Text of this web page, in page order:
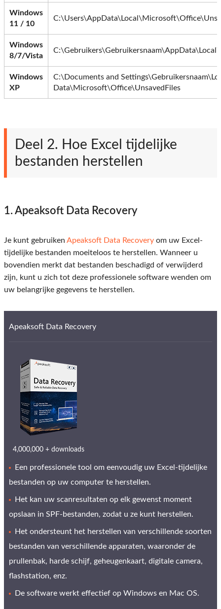
Windows
11 / 10
Windows
8/7/Vista
Windows
XP
C:\Documents and
Data\Microsoft\Office\UnsavedFiles
Deel 2. Hoe Excel tijdelijke
bestanden herstellen
1. Apeaksoft Data Recovery
Je kunt gebruiken Apeaksoft Data Recovery om uw Excel-
tijdelijke bestanden moeiteloos te herstellen. Wanneer u
bovendien merkt dat bestanden beschadigd of verwijderd
zijn, kunt u zich tot deze professionele software wenden om
uw belangrijke gegevens te herstellen.
Apeaksoft Data Recovery
4,000,000 + downloads
Een professionele tool om eenvoudig uw Excel-tijdelijke
bestanden op uw computer te herstellen.
Het kan uw scanresultaten op elk gewenst moment
opslaan in SPF-bestanden, zodat u ze kunt herstellen.
Het ondersteunt het herstellen van verschillende soorten
bestanden van verschillende apparaten, waaronder de
prullenbak, harde schijf, geheugenkaart, digitale camera,
flashstation, enz.
De software werkt effectief op Windows en Mac OS.